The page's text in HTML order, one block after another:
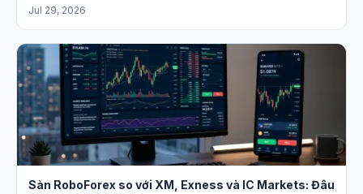
Jul 29, 2026
Sàn RoboForex so với XM, Exness và IC Markets: Đâu